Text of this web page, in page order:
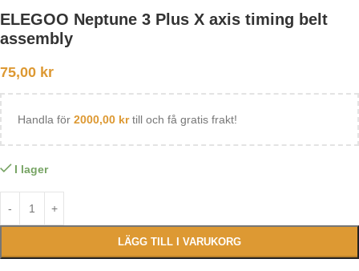
ELEGOO Neptune 3 Plus X axis timing belt
assembly
75,00 kr
Handla för 2000,00 krtill och få gratis frakt!
I lager
LÄGG TILL I VARUKORG